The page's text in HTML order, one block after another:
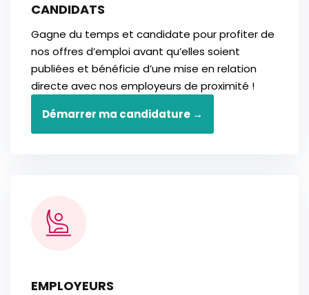
CANDIDATS
Gagne du temps et candidate pour profiter de
nos offres d’emploi avant qu’elles soient
publiées et bénéficie d’une mise en relation
directe avec nos employeurs de proximité !
Démarrer ma candidature →
EMPLOYEURS